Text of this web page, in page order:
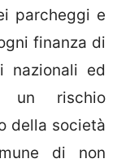
parcheggi e
finanza di
nazionali ed
un rischio
della società
di non